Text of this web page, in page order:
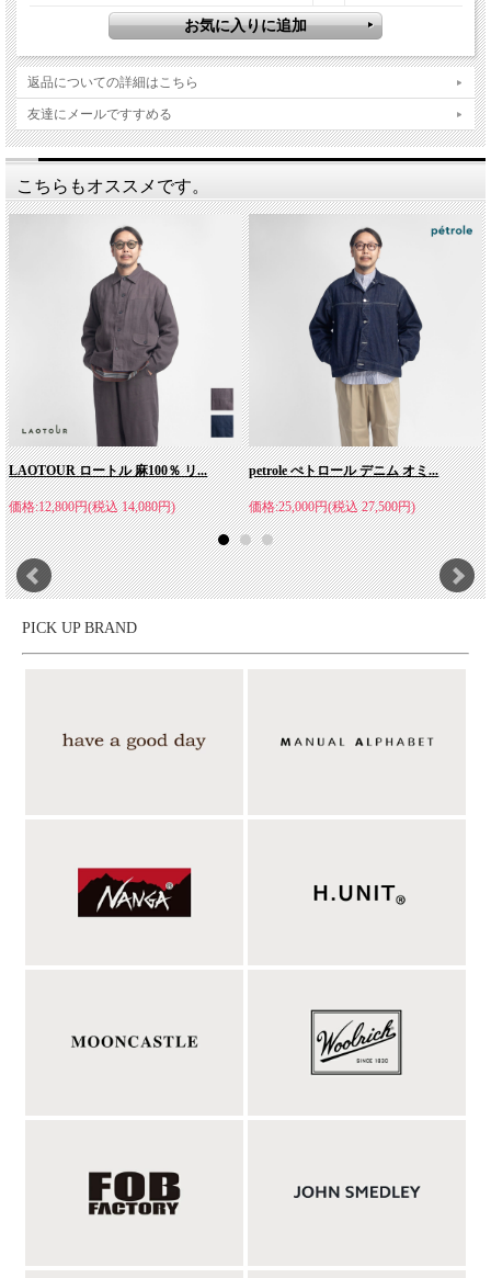
振りの袖付け。肩や肘には補強が施してあり、ワークジャケット
ならではの仕様もしっかり。スクエア状の胸・腰ポケット以外に
も、内側の胸と腰位置に内ポケットが設けられていて、収納面も
申し分なし。
BRENA(ブレナ)
テーラードを基軸としたカジュアル、ユニセックスで提案する日
本のブランド「BRENA (ブレナ)」。ワーク、ミリタリー、ヴィ
ンテージを独自の解釈により再構築し、オーセンティックな製品
を提案しています。さらに現在では希少となった、裁断から縫
製、仕上げまでの全行程を1人の職人が仕上げる「丸縫い」のジ
ャケットを製作しているなど、レディメイドでありながら、ビス
ポークにも近いモノ作りをしているという点も大きな特徴。普遍
的なアイテムだからこそ真摯に丁寧に、熟練の職人と共に良質な
アイテムを提案しています。
ARTISAN in JAPAN」入りのモデルがあります。これは裁断から
仕上げまで、1人の職人が手掛けた証。通常カジュアルの工場で
は、生地の裁断、袖を縫ったり、ボタンホールを開けたりなど分
の技術が必要で、当然のごとくコストも高く、高級仕立ての証と
されます。しかしながら分業制では得られない一貫性と精度があ
り、量産型の既製服やパターンオーダーとは明らかに違う着心地
返品についての詳細はこちら
友達にメールですすめる
こちらもオススメです。
LAOTOUR ロートル 麻100％ リ...
価格:12,800円(税込 14,080円)
petrole ぺトロール デニム オミ...
価格:25,000円(税込 27,500円)
PICK UP BRAND